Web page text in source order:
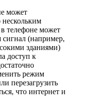
может
нескольким
телефоне может
сигнал (например,
зданиями)
доступ к
режим
перезагрузить
что интернет и